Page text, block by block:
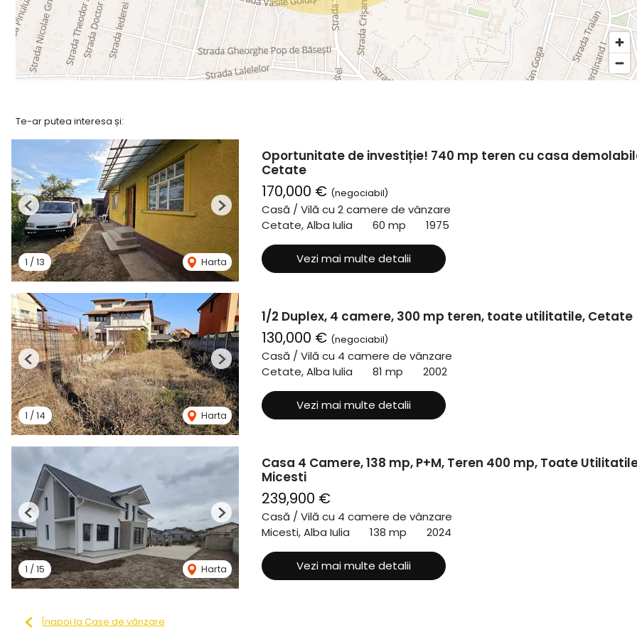
Te-ar putea interesa și:
1 /13 Harta
Previous Next
Oportunitate de investiție! 740 mp teren cu casa
Cetate
170,000 € (negociabil)
Casă / Vilă cu 2 camere de vânzare
Cetate, Alba Iulia
60 mp 1975
Vezi mai multe detalii
1 /14 Harta
Previous Next
1/2 Duplex, 4 camere, 300 mp teren, toate utilitatile, Cetate
130,000 € (negociabil)
Casă / Vilă cu 4 camere de vânzare
Cetate, Alba Iulia
81 mp 2002
Vezi mai multe detalii
1 /15 Harta
Previous Next
Casa 4 Camere, 138 mp, P+M, Teren 400 mp, Toate
Micesti
239,900 €
Casă / Vilă cu 4 camere de vânzare
Micesti, Alba Iulia
138 mp 2024
Vezi mai multe detalii
Înapoi la Case de vânzare